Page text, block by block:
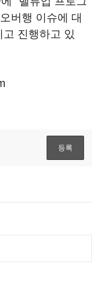
버행 이슈에 대
진행하고 있